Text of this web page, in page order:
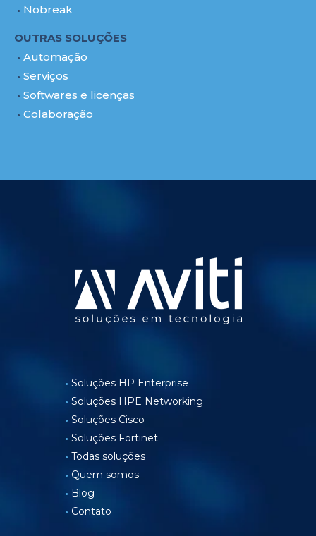
Nobreak
OUTRAS SOLUÇÕES
Automação
Serviços
Softwares e licenças
Colaboração
Soluções HP Enterprise
Soluções HPE Networking
Soluções Cisco
Soluções Fortinet
Todas soluções
Quem somos
Blog
Contato